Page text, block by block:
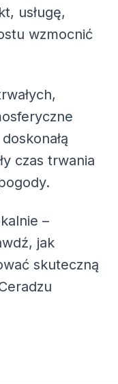
usługę,
wzmocnić
czas trwania
–
jak
skuteczną